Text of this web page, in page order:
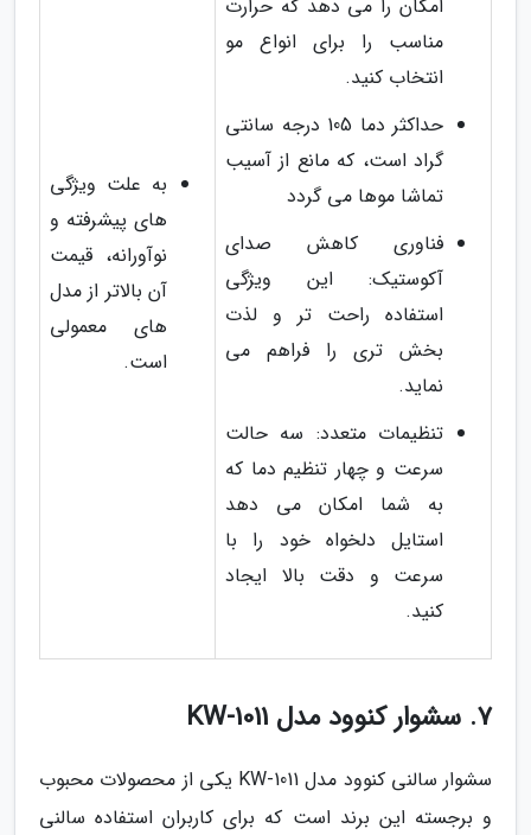
امکان را می دهد که حرارت
مناسب را برای انواع مو
انتخاب کنید.
حداکثر دما 105 درجه سانتی
گراد است، که مانع از آسیب
تماشا موها می گردد
فناوری کاهش صدای
آکوستیک: این ویژگی
استفاده راحت تر و لذت
بخش تری را فراهم می
نماید.
تنظیمات متعدد: سه حالت
سرعت و چهار تنظیم دما که
به شما امکان می دهد
استایل دلخواه خود را با
سرعت و دقت بالا ایجاد
کنید.
به علت ویژگی
های پیشرفته و
نوآورانه، قیمت
آن بالاتر از مدل
های معمولی
است.
7. سشوار کنوود مدل KW-1011
سشوار سالنی کنوود مدل KW-1011 یکی از محصولات محبوب
و برجسته این برند است که برای کاربران استفاده سالنی